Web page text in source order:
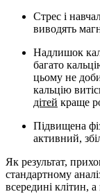
Стрес і
виводять
Надлишок
багато
цьому не
кальцію
дітей краще
Підвищена
активний,
Як результат,
стандартному
всередині клітин,